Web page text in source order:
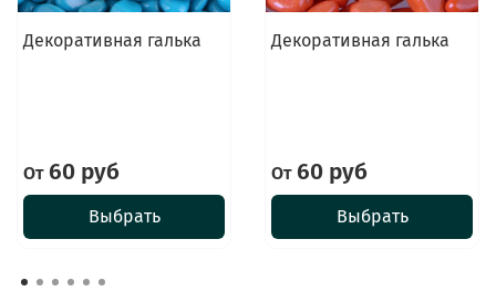
Декоративная галька
От60 руб
Выбрать
Декоративная галька
От60 руб
Выбрать